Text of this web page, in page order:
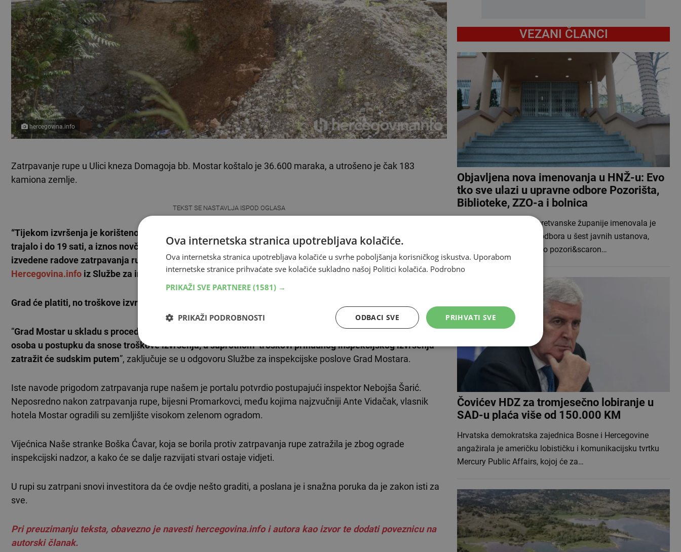
hercegovina.info
Zatrpavanje rupe u Ulici kneza Domagoja bb. Mostar koštalo je 36.600 maraka, a utrošeno je čak 183
kamiona zemlje.
TEKST SE NASTAVLJA ISPOD OGLASA
“Tijekom izvršenja je korišteno 183 kamiona, radilo se u tri faze i to 18., 19., i 20. svibanj, radno vrijeme je
trajalo i do 19 sati, a iznos novčanih sredstava koje će Grad Mostar platiti J.P.“Komunalno“ d.o.o Mostar za
izvedene radove zatrpavanja rupe na spomenutoj lokaciji iznosi 36.600 maraka”, potvrđeno je za
Hercegovina.info iz Službe za inspekcijske poslove Grada Mostara.
Grad će platiti, no troškove izvršenja tražiti će od tvrtke Promark.
“Grad Mostar u skladu s procedurama donosi zaključak o troškovima postupka kojim traži od odgovornih
osoba u postupku da snose troškove izvršenja, u suprotnom troškovi prinudnog inspekcijskog izvršenja
zatražit će sudskim putem”, zaključuje se u odgovoru Službe za inspekcijske poslove Grad Mostara.
Iste navode prigodom zatrpavanja rupe našem je portalu potvrdio postupajući inspektor Nebojša Šarić.
Neposredno nakon zatrpavanja rupe, bijesni Promarkovci, među kojima najzvučniji Ante Vidačak, vlasnik
hotela Mostar ogradili su zemljište visokom zelenom ogradom.
Vijećnica Naše stranke Boška Ćavar, koja se borila protiv zatrpavanja rupe zatražila je zbog ograde
inspekcijski nadzor, a kako će se dalje razvijati stvari ostaje vidjeti.
U rupi su zatrpani snovi investitora da će ovdje nešto graditi, a poslana je i snažna poruka da je zakon isti za
sve.
Pri preuzimanju teksta, obavezno je navesti hercegovina.info i autora kao izvor te dodati poveznicu na
autorski članak.
VEZANI ČLANCI
Objavljena nova imenovanja u HNŽ-u: Evo
tko sve ulazi u upravne odbore Pozorišta,
Biblioteke, ZZO-a i bolnica
Vlada Hercegovačko-neretvanske županije imenovala je
nove članove upravnih odbora u šest javnih ustanova,
među kojima su Narodno pozori&scaron…
Čovićev HDZ za tromjesečno lobiranje u
SAD-u plaća više od 150.000 KM
Hrvatska demokratska zajednica Bosne i Hercegovine
angažirala je američku lobističku i komunikacijsku tvrtku
Mercury Public Affairs, kojoj će za…
Ova internetska stranica upotrebljava kolačiće.
Ova internetska stranica upotrebljava kolačiće u svrhe poboljšanja korisničkog iskustva. Uporabom
internetske stranice prihvaćate sve kolačiće sukladno našoj Politici kolačića. Podrobno
PRIKAŽI SVE PARTNERE (1581) →
PRIHVATI SVE
ODBACI SVE
PRIKAŽI PODROBNOSTI